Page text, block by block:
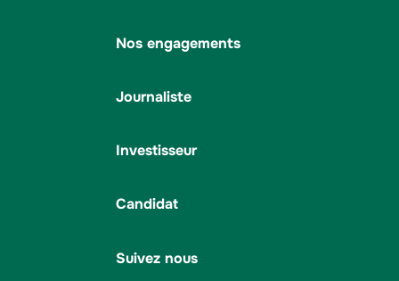
Nos engagements
Journaliste
Investisseur
Candidat
Suivez nous